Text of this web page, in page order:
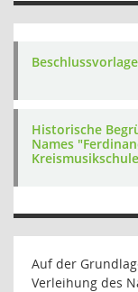
Beschlussvorlage
Historische
Names
Auf der
Verleihung des